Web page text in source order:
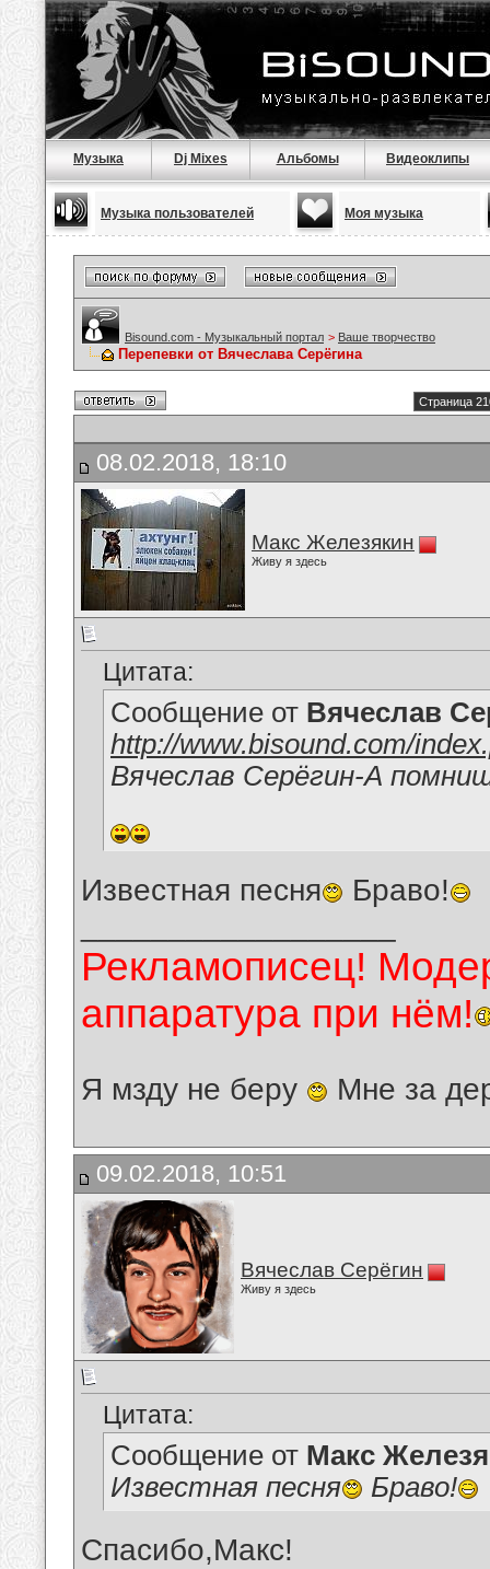
Музыка Dj Mixes Альбомы Видеоклипы
Музыка пользователей Моя музыка
Bisound.com - Музыкальный портал > Ваше творчество
Перепевки от Вячеслава Серёгина
Страница
08.02.2018, 18:10
Макс Железякин
Живу я здесь
Цитата:
Сообщение от Вячеслав
http://www.bisound.com/
Вячеслав Серёгин-А
Известная песня
Браво!
Рекламописец!
аппаратура при нём!
Я мзду не беру Мне за
09.02.2018, 10:51
Вячеслав Серёгин
Живу я здесь
Цитата:
Сообщение от Макс
Известная песня
Браво!
Спасибо,Макс!